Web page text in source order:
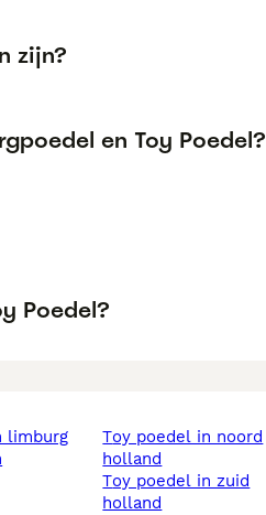
zijn?
en Toy Poedel?
Poedel?
limburg
toy poedel in noord
holland
toy poedel in zuid
holland